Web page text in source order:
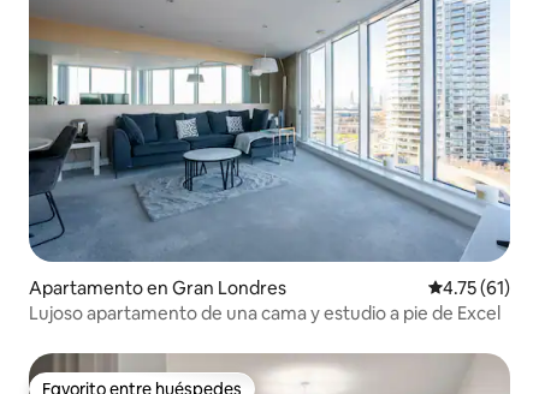
Apartamento en Gran Londres Calificación
4.75 (61)
Lujoso apartamento de una cama y estudio a pie de Excel
Favorito entre huéspedes